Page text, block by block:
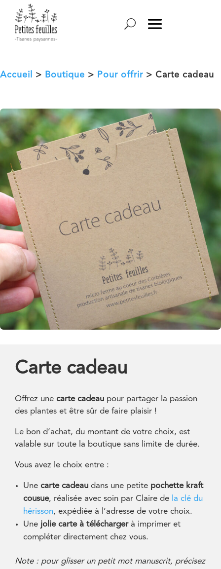
Accueil > Boutique > Pour offrir > Carte cadeau
Carte cadeau
Offrez une carte cadeau pour partager la passion
des plantes et être sûr de faire plaisir !
Le bon d’achat, du montant de votre choix, est
valable sur toute la boutique sans limite de durée.
Vous avez le choix entre :
Une carte cadeau dans une petite pochette kraft
cousue, réalisée avec soin par Claire de la clé du
hérisson, expédiée à l’adresse de votre choix.
Une jolie carte à téléchargerà imprimer et
compléter directement chez vous.
Note : pour glisser un petit mot manuscrit, précisez